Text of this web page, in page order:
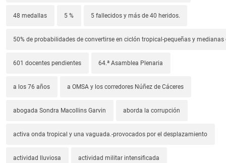
48 medallas 5 % 5 fallecidos y más de 40 heridos.
50% de probabilidades de convertirse en ciclón tropical-pequeñas y
601 docentes pendientes 64.ª Asamblea Plenaria
a los 76 años a OMSA y los corredores Núñez de Cáceres
abogada Sondra Macollins Garvin aborda la corrupción
activa onda tropical y una vaguada.-provocados por el desplazamiento
actividad lluviosa actividad militar intensificada